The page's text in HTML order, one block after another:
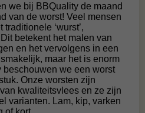
we bij BBQuality de maand
van de worst! Veel mensen
‘wurst’,
betekent het malen van
en het vervolgens in een
maar het is enorm
we een worst
Onze worsten zijn
kwaliteitsvlees en ze zijn
varianten. Lam, kip, varken